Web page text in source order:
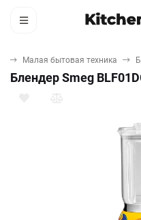
Малая бытовая техника
Блендер Smeg